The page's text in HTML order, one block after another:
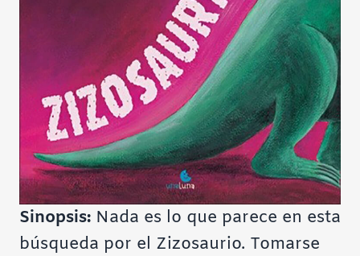
Sinopsis: Nada es lo que parece en esta
búsqueda por el Zizosaurio. Tomarse